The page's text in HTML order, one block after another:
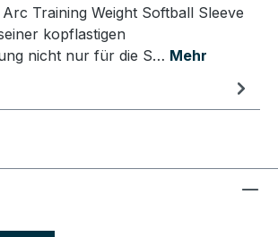
Training Weight Softball Sleeve
kopflastigen
nicht nur für die S… Mehr